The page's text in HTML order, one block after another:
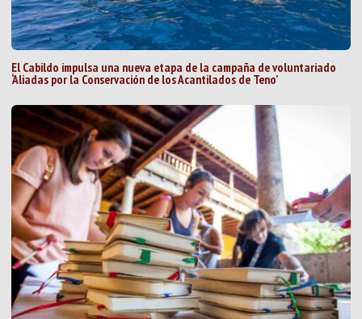
El Cabildo impulsa una nueva etapa de la campaña de voluntariado
‘Aliadas por la Conservación de los Acantilados de Teno’